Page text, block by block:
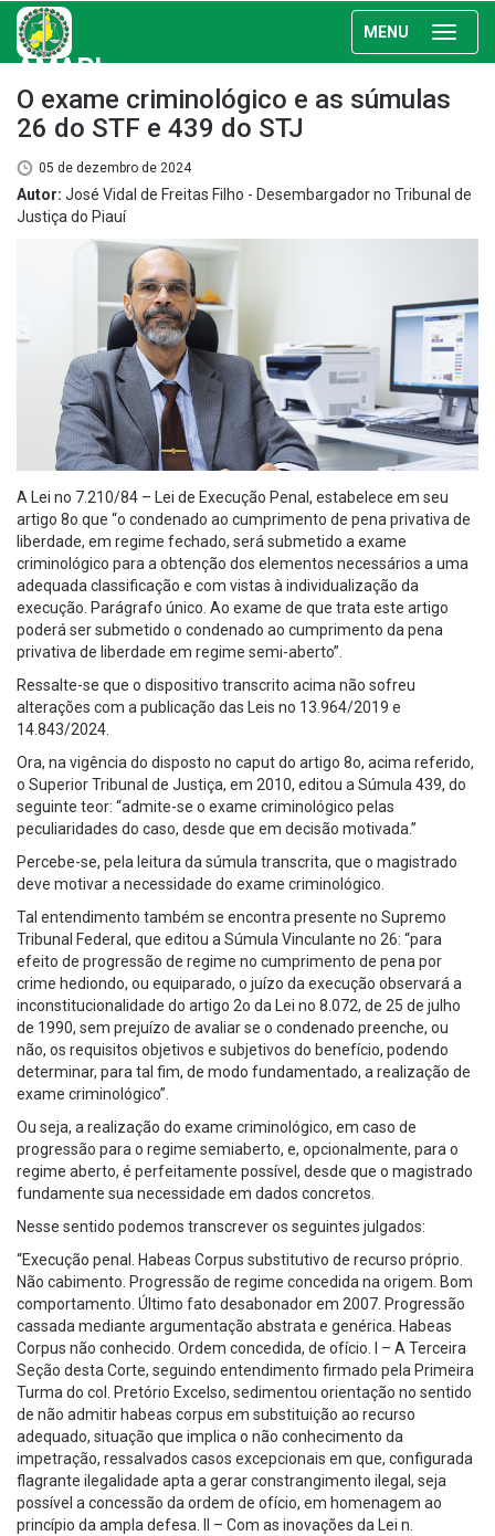
MENU
AMAPI
O exame criminológico e as súmulas
26 do STF e 439 do STJ
05 de dezembro de 2024
Autor: José Vidal de Freitas Filho - Desembargador no Tribunal de
Justiça do Piauí
A Lei no 7.210/84 – Lei de Execução Penal, estabelece em seu
artigo 8o que “o condenado ao cumprimento de pena privativa de
liberdade, em regime fechado, será submetido a exame
criminológico para a obtenção dos elementos necessários a uma
adequada classificação e com vistas à individualização da
execução. Parágrafo único. Ao exame de que trata este artigo
poderá ser submetido o condenado ao cumprimento da pena
privativa de liberdade em regime semi-aberto”.
Ressalte-se que o dispositivo transcrito acima não sofreu
alterações com a publicação das Leis no 13.964/2019 e
14.843/2024.
Ora, na vigência do disposto no caput do artigo 8o, acima referido,
o Superior Tribunal de Justiça, em 2010, editou a Súmula 439, do
seguinte teor: “admite-se o exame criminológico pelas
peculiaridades do caso, desde que em decisão motivada.”
Percebe-se, pela leitura da súmula transcrita, que o magistrado
deve motivar a necessidade do exame criminológico.
Tal entendimento também se encontra presente no Supremo
Tribunal Federal, que editou a Súmula Vinculante no 26: “para
efeito de progressão de regime no cumprimento de pena por
crime hediondo, ou equiparado, o juízo da execução observará a
inconstitucionalidade do artigo 2o da Lei no 8.072, de 25 de julho
de 1990, sem prejuízo de avaliar se o condenado preenche, ou
não, os requisitos objetivos e subjetivos do benefício, podendo
determinar, para tal fim, de modo fundamentado, a realização de
exame criminológico”.
Ou seja, a realização do exame criminológico, em caso de
progressão para o regime semiaberto, e, opcionalmente, para o
regime aberto, é perfeitamente possível, desde que o magistrado
fundamente sua necessidade em dados concretos.
Nesse sentido podemos transcrever os seguintes julgados:
“Execução penal. Habeas Corpus substitutivo de recurso próprio.
Não cabimento. Progressão de regime concedida na origem. Bom
comportamento. Último fato desabonador em 2007. Progressão
cassada mediante argumentação abstrata e genérica. Habeas
Corpus não conhecido. Ordem concedida, de ofício. I – A Terceira
Seção desta Corte, seguindo entendimento firmado pela Primeira
Turma do col. Pretório Excelso, sedimentou orientação no sentido
de não admitir habeas corpus em substituição ao recurso
adequado, situação que implica o não conhecimento da
impetração, ressalvados casos excepcionais em que, configurada
flagrante ilegalidade apta a gerar constrangimento ilegal, seja
possível a concessão da ordem de ofício, em homenagem ao
princípio da ampla defesa. II – Com as inovações da Lei n.